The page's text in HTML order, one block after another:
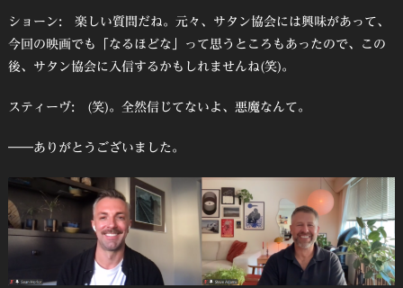
ショーン: 楽しい質問だね。元々、サタン協会には興味があって、
今回の映画でも「なるほどな」って思うところもあったので、この
後、サタン協会に入信するかもしれませんね(笑)。
スティーヴ: (笑)。全然信じてないよ、悪魔なんて。
――ありがとうございました。